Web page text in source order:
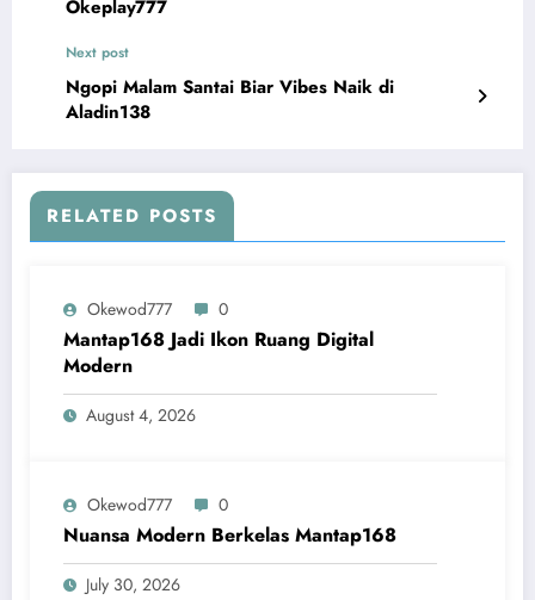
Okeplay777
Next post
Ngopi Malam Santai Biar Vibes Naik di
Aladin138
RELATED POSTS
Okewod777 0
Mantap168 Jadi Ikon Ruang Digital
Modern
August 4, 2026
Okewod777 0
Nuansa Modern Berkelas Mantap168
July 30, 2026